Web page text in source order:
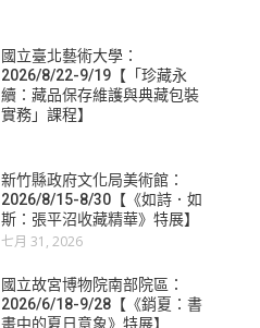
國立臺北藝術大學：
2026/8/22-9/19【「珍藏永
續：藏品保存維護與典藏包裝
實務」課程】
新竹縣政府文化局美術館：
2026/8/15-8/30【《如詩．如
斯：張平沼收藏精華》特展】
七月 31, 2026
國立故宮博物院南部院區：
2026/6/18-9/28【《銷夏：書
畫中的夏日意象》特展】